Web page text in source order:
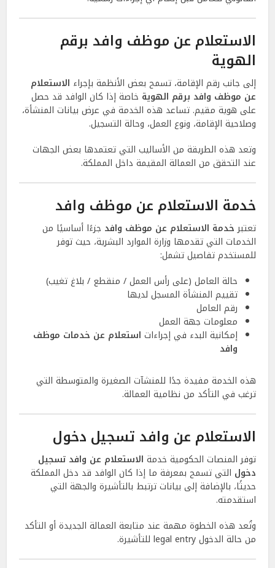
الاستعلام عن موظف وافد برقم
الهوية
إلى جانب رقم الإقامة، تسمح بعض الأنظمة بإجراء الاستعلام
عن موظف وافد برقم الهوية خاصة إذا كان الوافد قد حصل
على هوية مقيم. تساعد هذه الخدمة في عرض بيانات المنشأة،
وصلاحية الإقامة، ونوع العمل، وحالة التسجيل.
وتعد هذه الطريقة من الأساليب التي تعتمدها بعض الجهات
عند التحقق من العمالة المقيمة داخل المملكة.
خدمة الاستعلام عن موظف وافد
تعتبرخدمة الاستعلام عن موظف وافد جزءًا أساسيًا من
الخدمات التي تقدمها وزارة الموارد البشرية، حيث توفر
للمستخدم تفاصيل تشمل:
حالة العامل (على رأس العمل / منقطع / بلاغ تغيب)
تقييم المنشأة المسجل لديها
رقم العامل
معلومات جهة العمل
إمكانية البدء في إجراءات استعلام عن خدمات موظف
وافد
هذه الخدمة مفيدة جدًا للمنشآت الصغيرة والمتوسطة التي
ترغب في التأكد من نظامية العمالة.
الاستعلام عن وافد تسجيل دخول
توفر المنصات الحكومية خدمة الاستعلام عن وافد تسجيل
دخول التي تسمح بمعرفة ما إذا كان الوافد قد دخل المملكة
حديثًا، بالإضافة إلى بيانات ترتبط بالتأشيرة والجهة التي
استقدمته.
وتُعد هذه الخطوة مهمة عند متابعة العمالة الجديدة أو التأكد
من حالة الدخول legal entry للتأشيرة.